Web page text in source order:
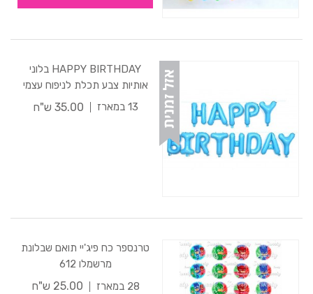
HAPPY BIRTHDAY בלוני
אותיות צבע תכלת לניפוח עצמי
13 במארז
35.00 ש"ח
טרנספר כח פיג'יי תואם שבלונת
מרשמלו 612
28 במארז
25.00 ש"ח